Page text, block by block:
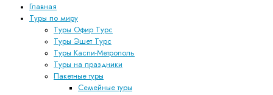
Главная
Туры по миру
Туры Офир Турс
Туры Эшет Турс
Туры Каспи-Метрополь
Туры на праздники
Пакетные туры
Семейные туры